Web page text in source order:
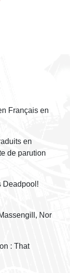
Français en
en
de parution
Deadpool!
Nor
: That